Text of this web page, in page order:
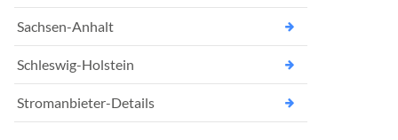
Sachsen-Anhalt
Schleswig-Holstein
Stromanbieter-Details